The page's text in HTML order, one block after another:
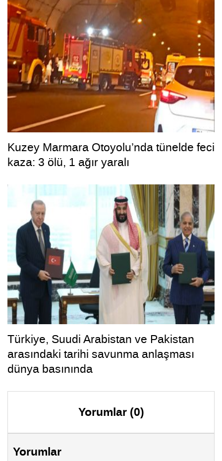
Kuzey Marmara Otoyolu’nda tünelde feci
kaza: 3 ölü, 1 ağır yaralı
Türkiye, Suudi Arabistan ve Pakistan
arasındaki tarihi savunma anlaşması
dünya basınında
Yorumlar (0)
Yorumlar